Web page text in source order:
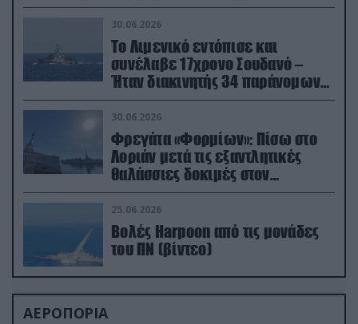
30.06.2026
Το Λιμενικό εντόπισε και
συνέλαβε 17χρονο Σουδανό –
Ήταν διακινητής 34 παράνομων
μεταναστών
30.06.2026
Φρεγάτα «Φορμίων»: Πίσω στο
Λοριάν μετά τις εξαντλητικές
θαλάσσιες δοκιμές στον
απαιτητικό Βισκαϊκό
25.06.2026
Βολές Harpoon από τις μονάδες
του ΠΝ (βίντεο)
ΑΕΡΟΠΟΡΙΑ